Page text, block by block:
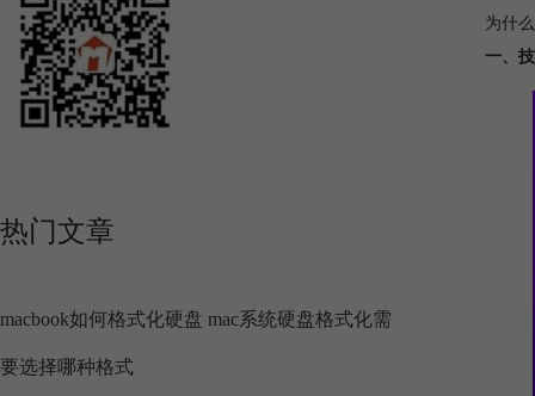
热门文章
macbook如何格式化硬盘 mac系统硬盘格式化需
要选择哪种格式
为什
一、